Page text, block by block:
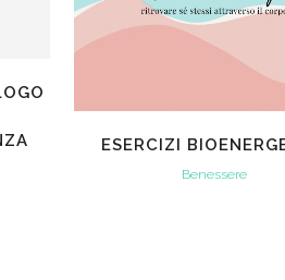
ESERCIZI
Benessere